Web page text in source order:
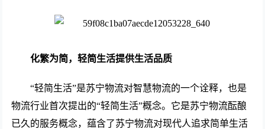
化繁为简，轻简生活提供生活品质
“轻简生活”是苏宁物流对智慧物流的一个诠释，也是
物流行业首次提出的“轻简生活”概念。它是苏宁物流酝酿
已久的服务概念，蕴含了苏宁物流对现代人追求简单生活